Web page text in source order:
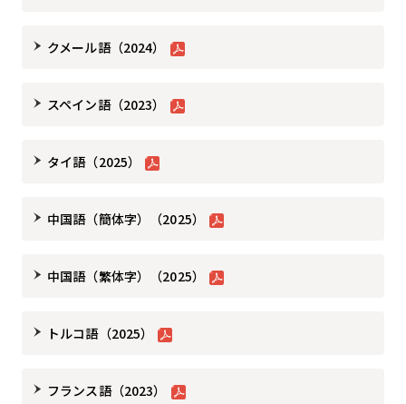
クメール語（2024）
スペイン語（2023）
タイ語（2025）
中国語（簡体字）（2025）
中国語（繁体字）（2025）
トルコ語（2025）
フランス語（2023）